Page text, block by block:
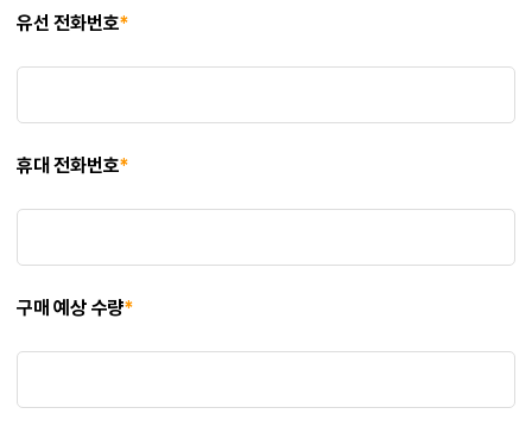
유선 전화번호*
휴대 전화번호*
구매 예상 수량*